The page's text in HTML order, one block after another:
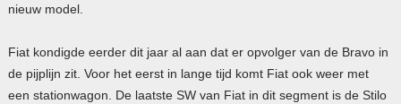
nieuw model.
Fiat kondigde eerder dit jaar al aan dat er opvolger van de Bravo in
de pijplijn zit. Voor het eerst in lange tijd komt Fiat ook weer met
een stationwagon. De laatste SW van Fiat in dit segment is de Stilo